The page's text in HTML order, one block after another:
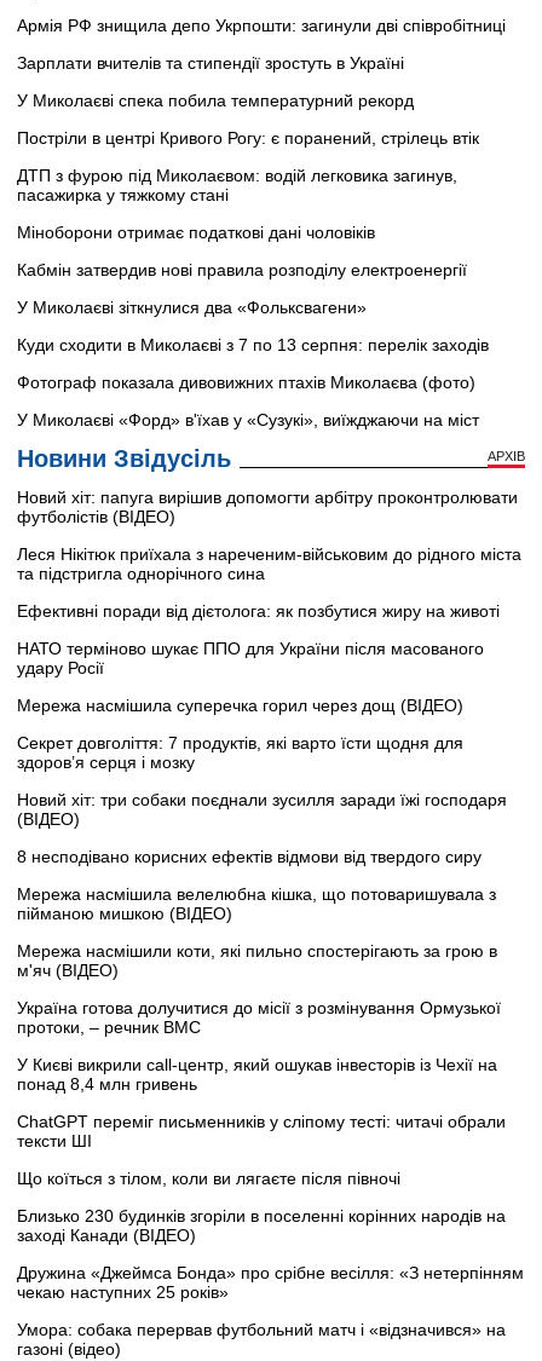
Армія РФ знищила депо Укрпошти: загинули дві співробітниці
Зарплати вчителів та стипендії зростуть в Україні
У Миколаєві спека побила температурний рекорд
Постріли в центрі Кривого Рогу: є поранений, стрілець втік
ДТП з фурою під Миколаєвом: водій легковика загинув,
пасажирка у тяжкому стані
Міноборони отримає податкові дані чоловіків
Кабмін затвердив нові правила розподілу електроенергії
У Миколаєві зіткнулися два «Фольксвагени»
Куди сходити в Миколаєві з 7 по 13 серпня: перелік заходів
Фотограф показала дивовижних птахів Миколаєва (фото)
У Миколаєві «Форд» в'їхав у «Сузукі», виїжджаючи на міст
Новини Звідусіль АРХІВ
Новий хіт: папуга вирішив допомогти арбітру проконтролювати
футболістів (ВІДЕО)
Леся Нікітюк приїхала з нареченим-військовим до рідного міста
та підстригла однорічного сина
Ефективні поради від дієтолога: як позбутися жиру на животі
НАТО терміново шукає ППО для України після масованого
удару Росії
Мережа насмішила суперечка горил через дощ (ВІДЕО)
Секрет довголіття: 7 продуктів, які варто їсти щодня для
здоров’я серця і мозку
Новий хіт: три собаки поєднали зусилля заради їжі господаря
(ВІДЕО)
8 несподівано корисних ефектів відмови від твердого сиру
Мережа насмішила велелюбна кішка, що потоваришувала з
пійманою мишкою (ВІДЕО)
Мережа насмішили коти, які пильно спостерігають за грою в
м'яч (ВІДЕО)
Україна готова долучитися до місії з розмінування Ормузької
протоки, – речник ВМС
У Києві викрили call-центр, який ошукав інвесторів із Чехії на
понад 8,4 млн гривень
ChatGPT переміг письменників у сліпому тесті: читачі обрали
тексти ШІ
Що коїться з тілом, коли ви лягаєте після півночі
Близько 230 будинків згоріли в поселенні корінних народів на
заході Канади (ВІДЕО)
Дружина «Джеймса Бонда» про срібне весілля: «З нетерпінням
чекаю наступних 25 років»
Умора: собака перервав футбольний матч і «відзначився» на
газоні (відео)